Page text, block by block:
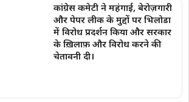
कांग्रेस कमेटी ने महंगाई, बेरोज़गारी
और पेपर लीक के मुद्दों पर भिलोडा
में विरोध प्रदर्शन किया और सरकार
के ख़िलाफ़ और विरोध करने की
चेतावनी दी।